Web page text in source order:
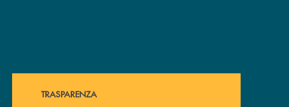
Hai bisogno di alcuni documenti ? Vai alla pagina della
TRASPARENZA